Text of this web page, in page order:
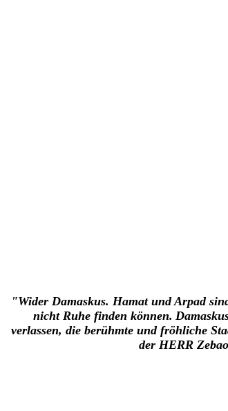
"Wider Damaskus. Hamat und Arpad
nicht Ruhe finden können.
verlassen, die berühmte und fröhliche
der HERR